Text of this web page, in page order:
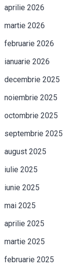
aprilie 2026
martie 2026
februarie 2026
ianuarie 2026
decembrie 2025
noiembrie 2025
octombrie 2025
septembrie 2025
august 2025
iulie 2025
iunie 2025
mai 2025
aprilie 2025
martie 2025
februarie 2025